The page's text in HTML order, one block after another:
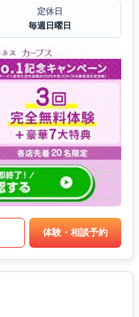
定休日
毎週日曜日
体験・相談予約